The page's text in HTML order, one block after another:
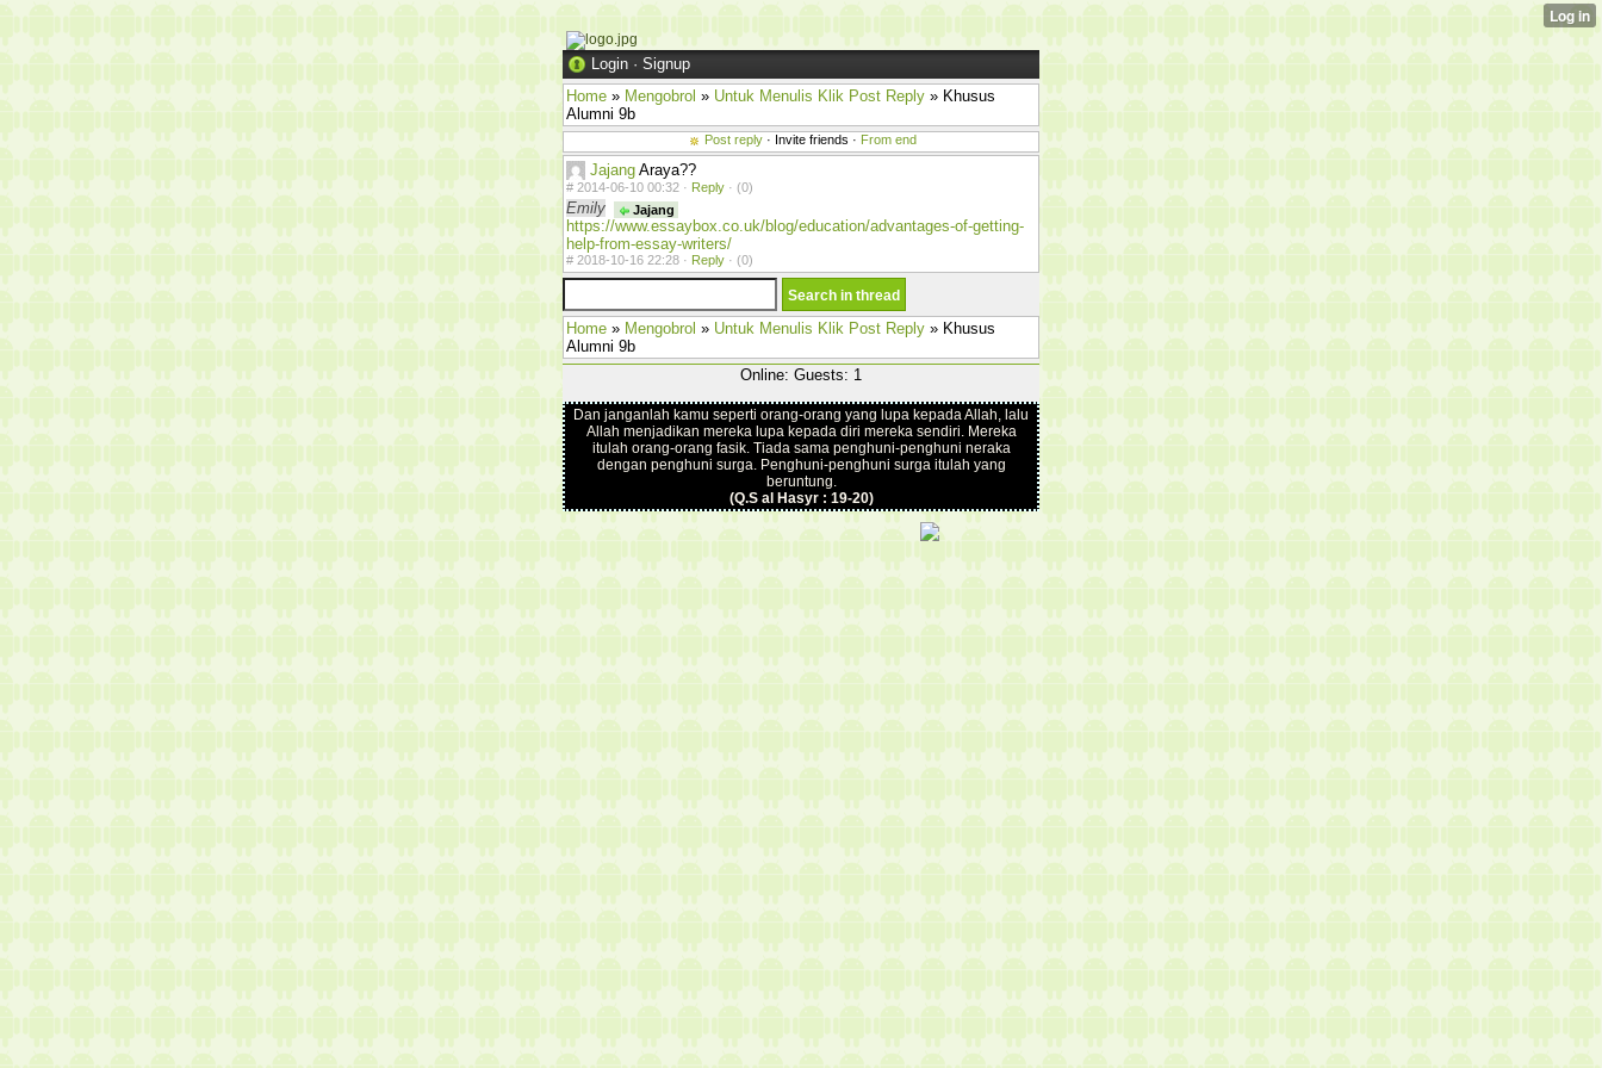
Login · Signup
Home » Mengobrol » Untuk Menulis Klik Post Reply » Khusus
Alumni 9b
Post reply · Invite friends · From end
Jajang Araya??
# 2014-06-10 00:32 · Reply · (0)
Emily Jajang
https://www.essaybox.co.uk/blog/education/advantages-of-getting-
help-from-essay-writers/
# 2018-10-16 22:28 · Reply · (0)
Home » Mengobrol » Untuk Menulis Klik Post Reply » Khusus
Alumni 9b
Online: Guests: 1
Dan janganlah kamu seperti orang-orang yang lupa kepada Allah, lalu
Allah menjadikan mereka lupa kepada diri mereka sendiri. Mereka
itulah orang-orang fasik. Tiada sama penghuni-penghuni neraka
dengan penghuni surga. Penghuni-penghuni surga itulah yang
beruntung.
(Q.S al Hasyr : 19-20)